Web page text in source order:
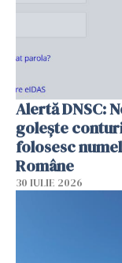
Alertă DNSC:
golește
folosesc
Române
30 IULIE 2026